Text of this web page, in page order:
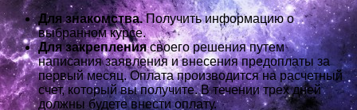
Для знакомства.Получить информацию о
выбранном курсе.
Для закреплениясвоего решения путем
написания заявления и внесения предоплаты за
первый месяц. Оплата производится на расчетный
счет, который вы получите. В течении трех дней
должны будете внести оплату.